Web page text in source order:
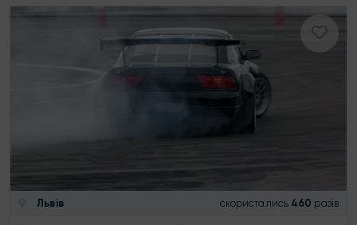
Львів скористались 460 разів